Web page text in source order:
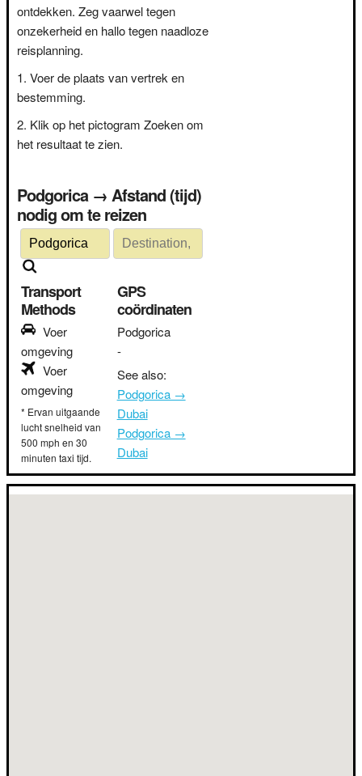
ontdekken. Zeg vaarwel tegen
onzekerheid en hallo tegen naadloze
reisplanning.
Voer de plaats van vertrek en
bestemming.
Klik op het pictogram Zoeken om
het resultaat te zien.
Podgorica → Afstand (tijd)
nodig om te reizen
Transport
Methods
Voer
omgeving
Voer
omgeving
* Ervan uitgaande
lucht snelheid van
500 mph en 30
minuten taxi tijd.
GPS
coördinaten
Podgorica
-
See also:
Podgorica →
Dubai
Podgorica →
Dubai